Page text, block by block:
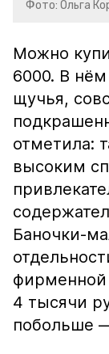
Фото: Ольга
Можно
6000. В
щучья,
отметила:
высоким
Баночки-
фирменной
4 тысячи
побольше